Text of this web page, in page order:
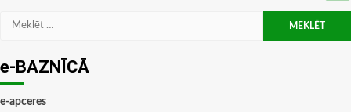
Meklēt:
e-BAZNĪCĀ
e-apceres